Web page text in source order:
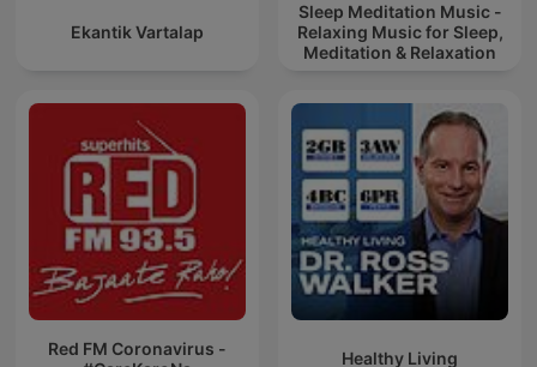
Ekantik Vartalap
Sleep Meditation Music -
Relaxing Music for Sleep,
Meditation & Relaxation
Red FM Coronavirus -
Healthy Living